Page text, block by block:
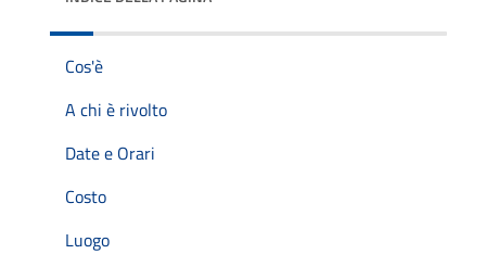
Cos'è
A chi è rivolto
Date e Orari
Costo
Luogo